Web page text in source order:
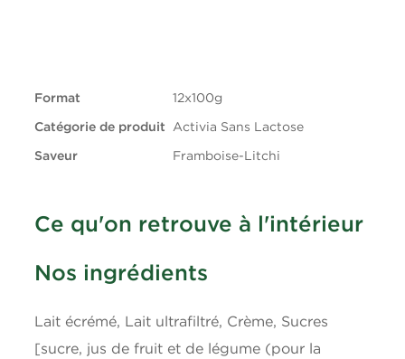
Glucides
Fibres
Sodium
Format
12x100g
Catégorie de produit Activia Sans Lactose
Saveur
Framboise-Litchi
Ce qu'on retrouve à l'intérieur
Nos ingrédients
Lait écrémé, Lait ultrafiltré, Crème, Sucres
[sucre, jus de fruit et de légume (pour la